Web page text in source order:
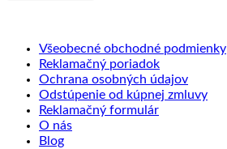
Všeobecné obchodné podmienky
Reklamačný poriadok
Ochrana osobných údajov
Odstúpenie od kúpnej zmluvy
Reklamačný formulár
O nás
Blog